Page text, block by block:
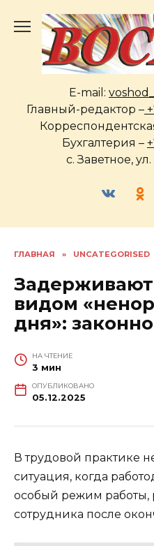
содержанию
E-mail:
Главный-редактор –
Бухгалтерия –
с. Заветное,
ГЛАВНАЯ » UNCATEGORISED
Задерживают
видом
дня»:
НА ЧТЕНИЕ
3 мин
ОПУБЛИКОВАНО
05.12.2025
В трудовой практике
ситуация, когда
особый режим работы,
сотрудника после